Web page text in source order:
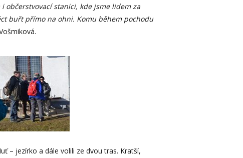
občerstvovací stanici, kde jsme lidem za
buřt přímo na ohni. Komu během pochodu
– jezírko a dále volili ze dvou tras. Kratší,